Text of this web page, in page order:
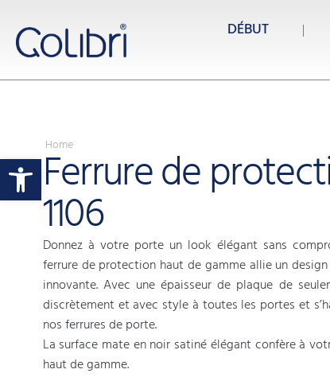
Ouvrir la barre d’outils
DÉBUT
Home
Ferrure de
1106
Donnez à votre porte un look élégant sans
ferrure de protection haut de gamme allie un
innovante. Avec une épaisseur de plaque de
discrètement et avec style à toutes les portes et
nos ferrures de porte.
La surface mate en noir satiné élégant confère à
haut de gamme.